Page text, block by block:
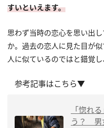
すいといえます。
思わず当時の恋心を思い出
か。過去の恋人に見た目が
人に似ているのではと錯覚
参考記事はこちら▼
「惚れ
う？ 男